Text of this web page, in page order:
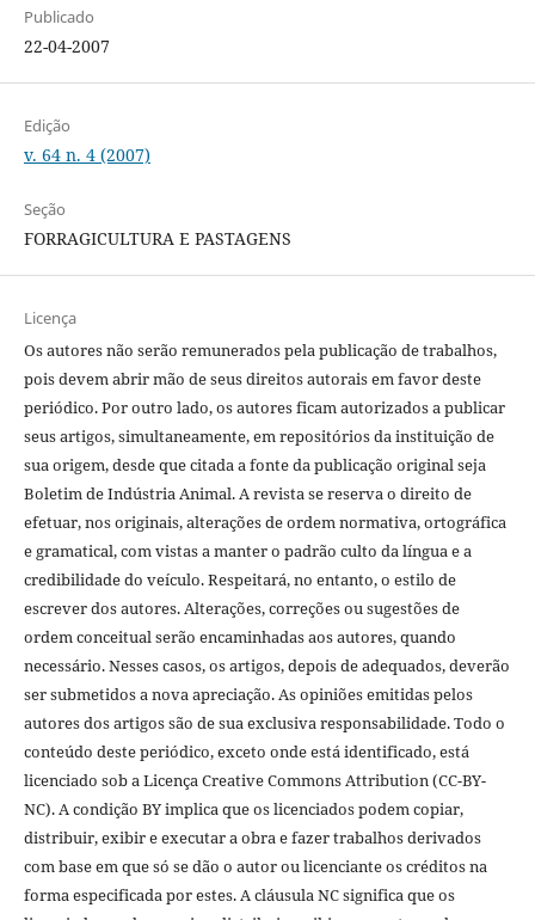
Publicado
22-04-2007
Edição
v. 64 n. 4 (2007)
Seção
FORRAGICULTURA E PASTAGENS
Licença
Os autores não serão remunerados pela publicação de trabalhos,
pois devem abrir mão de seus direitos autorais em favor deste
periódico. Por outro lado, os autores ficam autorizados a publicar
seus artigos, simultaneamente, em repositórios da instituição de
sua origem, desde que citada a fonte da publicação original seja
Boletim de Indústria Animal. A revista se reserva o direito de
efetuar, nos originais, alterações de ordem normativa, ortográfica
e gramatical, com vistas a manter o padrão culto da língua e a
credibilidade do veículo. Respeitará, no entanto, o estilo de
escrever dos autores. Alterações, correções ou sugestões de
ordem conceitual serão encaminhadas aos autores, quando
necessário. Nesses casos, os artigos, depois de adequados, deverão
ser submetidos a nova apreciação. As opiniões emitidas pelos
autores dos artigos são de sua exclusiva responsabilidade. Todo o
conteúdo deste periódico, exceto onde está identificado, está
licenciado sob a Licença Creative Commons Attribution (CC-BY-
NC). A condição BY implica que os licenciados podem copiar,
distribuir, exibir e executar a obra e fazer trabalhos derivados
com base em que só se dão o autor ou licenciante os créditos na
forma especificada por estes. A cláusula NC significa que os